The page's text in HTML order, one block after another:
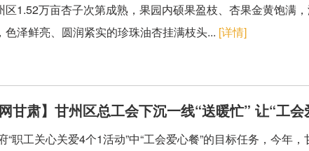
1.52万亩杏子次第成熟，果园内硕果盈枝、杏果金黄饱满
泽鲜亮、圆润紧实的珍珠油杏挂满枝头... [详情]
网甘肃】甘州区总工会下沉一线“送暖忙” 让“工
“职工关心关爱4个1活动”中“工会爱心餐”的目标任务，今